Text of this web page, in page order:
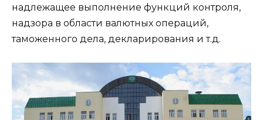
надлежащее выполнение функций контроля,
надзора в области валютных операций,
таможенного дела, декларирования и т.д.